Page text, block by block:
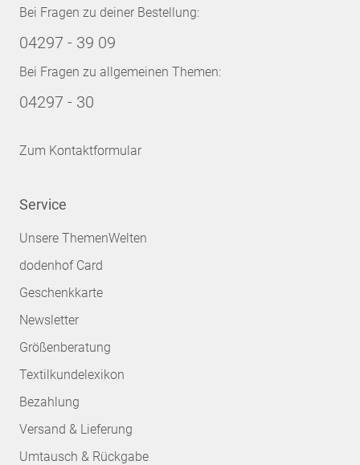
Bei Fragen zu deiner Bestellung:
04297 - 39 09
Bei Fragen zu allgemeinen Themen:
04297 - 30
Zum Kontaktformular
Service
Unsere ThemenWelten
dodenhof Card
Geschenkkarte
Newsletter
Größenberatung
Textilkundelexikon
Bezahlung
Versand & Lieferung
Umtausch & Rückgabe